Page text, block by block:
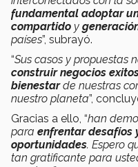
fundamental adoptar
compartido y
países”, subrayó.
“Sus casos y propuestas
construir negocios
bienestarde nuestras
nuestro planeta”,
Gracias a ello, “han
para enfrentar desafíos
oportunidades. Espero
tan gratificante para